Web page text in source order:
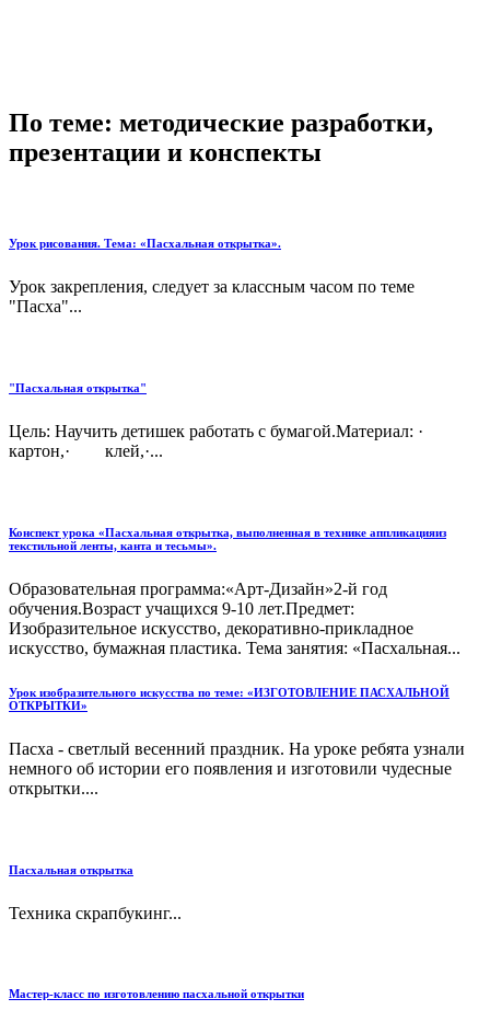
По теме: методические разработки,
презентации и конспекты
Урок рисования. Тема: «Пасхальная открытка».
Урок закрепления, следует за классным часом по теме
"Пасха"...
"Пасхальная открытка"
Цель: Научить детишек работать с бумагой.Материал: ·
картон,· клей,·...
Конспект урока «Пасхальная открытка, выполненная в технике аппликацияиз
текстильной ленты, канта и тесьмы».
Образовательная программа:«Арт-Дизайн»2-й год
обучения.Возраст учащихся 9-10 лет.Предмет:
Изобразительное искусство, декоративно-прикладное
искусство, бумажная пластика. Тема занятия: «Пасхальная...
Урок изобразительного искусства по теме: «ИЗГОТОВЛЕНИЕ ПАСХАЛЬНОЙ
ОТКРЫТКИ»
Пасха - светлый весенний праздник. На уроке ребята узнали
немного об истории его появления и изготовили чудесные
открытки....
Пасхальная открытка
Техника скрапбукинг...
Мастер-класс по изготовлению пасхальной открытки